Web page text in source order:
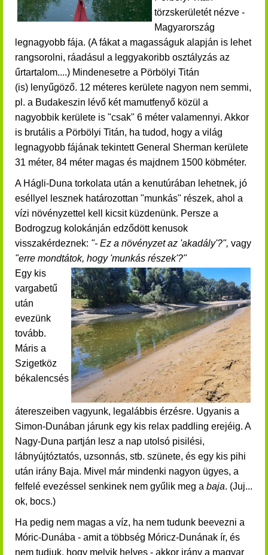
törzskerületét nézve -
Magyarország
legnagyobb fája. (A fákat a magasságuk alapján is lehet
rangsorolni, ráadásul a leggyakoribb osztályzás az
űrtartalom....) Mindenesetre a Pörbölyi Titán
(is) lenyűgöző. 12 méteres kerülete nagyon nem semmi,
pl. a Budakeszin lévő két mamutfenyő közül a
nagyobbik kerülete is "csak" 6 méter valamennyi. Akkor
is brutális a Pörbölyi Titán, ha tudod, hogy a világ
legnagyobb fájának tekintett General Sherman kerülete
31 méter, 84 méter magas és majdnem 1500 köbméter.
A Hágli-Duna torkolata után a kenutúrában lehetnek, jó
eséllyel lesznek határozottan "munkás" részek, ahol a
vízi növényzettel kell kicsit küzdenünk. Persze a
Bodrogzug kolokánján edződött kenusok
visszakérdeznek: "- Ez a növényzet az 'akadály'?", vagy
"erre mondtátok, hogy 'munkás részek'?"
Egy kis
vargabetű
után
evezünk
tovább.
Máris a
Szigetköz
békalencsés
átereszeiben vagyunk, legalábbis érzésre. Ugyanis a
Simon-Dunában járunk egy kis relax paddling erejéig. A
Nagy-Duna partján lesz a nap utolsó pisilési,
lábnyújtóztatós, uzsonnás, stb. szünete, és egy kis pihi
után irány Baja. Mivel már mindenki nagyon ügyes, a
felfelé evezéssel senkinek nem gyűlik meg a baja. (Juj...
ok, bocs.)
Ha pedig nem magas a víz, ha nem tudunk beevezni a
Móric-Dunába - amit a többség Móricz-Dunának ír, és
nem tudjuk, hogy melyik helyes - akkor irány a magyar